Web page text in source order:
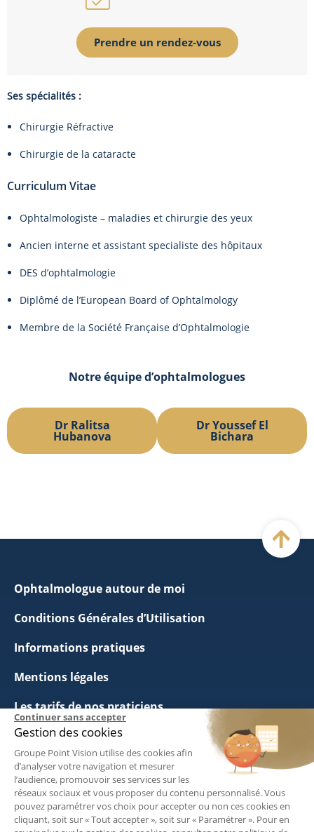
Prendre un rendez-vous
Ses spécialités :
Chirurgie Réfractive
Chirurgie de la cataracte
Curriculum Vitae
Ophtalmologiste – maladies et chirurgie des yeux
Ancien interne et assistant specialiste des hôpitaux
DES d’ophtalmologie
Diplômé de l’European Board of Ophtalmology
Membre de la Société Française d’Ophtalmologie
Notre équipe d’ophtalmologues
Dr Ralitsa
Hubanova
Dr Youssef El
Bichara
Ophtalmologue autour de moi
Conditions Générales d’Utilisation
Informations pratiques
Mentions légales
Les tarifs de nos praticiens
Politique de Confidentialité
Questions Fréquentes
Politique de Gestion des Cookies
Continuer sans accepter
Gestion des cookies
Groupe Point Vision utilise des cookies afin
d’analyser votre navigation et mesurer
l’audience, promouvoir ses services sur les
réseaux sociaux et vous proposer du contenu personnalisé. Vous
pouvez paramétrer vos choix pour accepter ou non ces cookies en
cliquant, soit sur « Tout accepter », soit sur « Paramétrer ». Pour en